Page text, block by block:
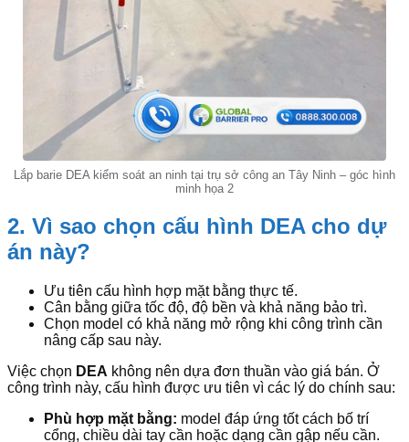
Lắp barie DEA kiểm soát an ninh tại trụ sở công an Tây Ninh – góc hình
minh họa 2
2. Vì sao chọn cấu hình DEA cho dự
án này?
Ưu tiên cấu hình hợp mặt bằng thực tế.
Cân bằng giữa tốc độ, độ bền và khả năng bảo trì.
Chọn model có khả năng mở rộng khi công trình cần
nâng cấp sau này.
Việc chọn DEA không nên dựa đơn thuần vào giá bán. Ở
công trình này, cấu hình được ưu tiên vì các lý do chính sau:
Phù hợp mặt bằng: model đáp ứng tốt cách bố trí
cổng, chiều dài tay cần hoặc dạng cần gập nếu cần.